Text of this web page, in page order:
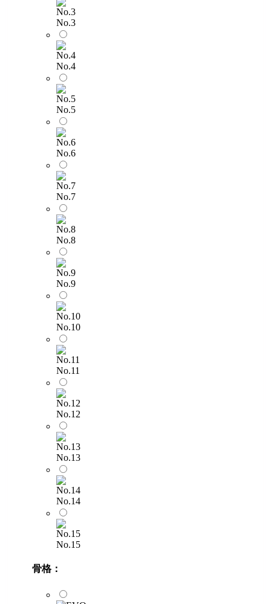
No.3
No.4
No.5
No.6
No.7
No.8
No.9
No.10
No.11
No.12
No.13
No.14
No.15
骨格：